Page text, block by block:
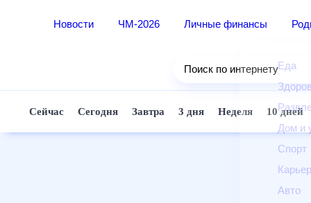
Новости ЧМ-2026 Личные финансы
Еда
Дом
Спорт
Авто
Поиск по интернету
Сейчас Сегодня Завтра 3 дня Неделя 10